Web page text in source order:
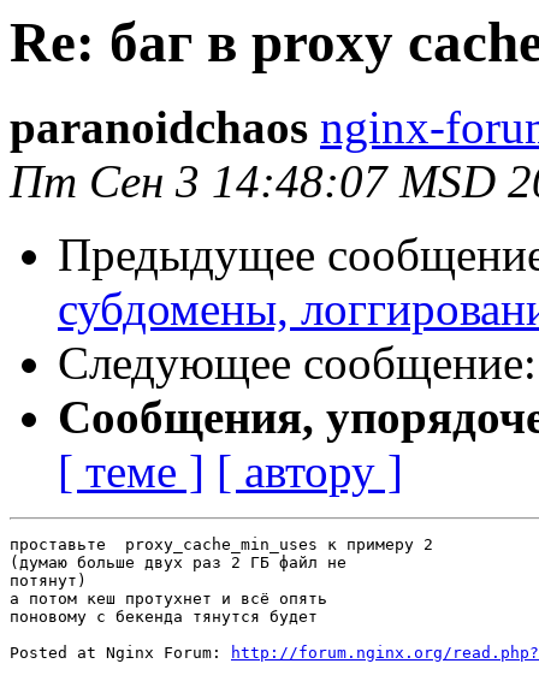
Re: баг в proxy
paranoidchaos nginx-
Пт Сен 3 14:48:07 MSD
Предыдущее
субдомены,
Следующее
Сообщения,
[ теме ] [ автору ]
проставьте  proxy_cache_min_uses к примеру 2
(думаю больше двух раз 2 ГБ файл не
потянут)
а потом кеш протухнет и всё опять
поновому с бекенда тянутся будет
Posted at Nginx Forum:
http://forum.nginx.org/